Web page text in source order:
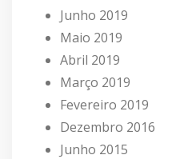
Junho 2019
Maio 2019
Abril 2019
Março 2019
Fevereiro 2019
Dezembro 2016
Junho 2015